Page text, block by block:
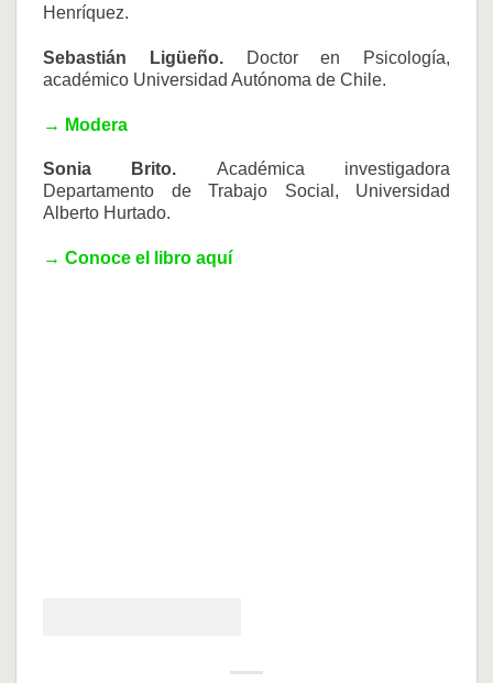
Henríquez.
Sebastián Ligüeño.
Doctor en Psicología,
académico Universidad Autónoma de Chile.
→ Modera
Sonia Brito. Académica investigadora
Departamento de Trabajo Social, Universidad
Alberto Hurtado.
→ Conoce el libro aquí